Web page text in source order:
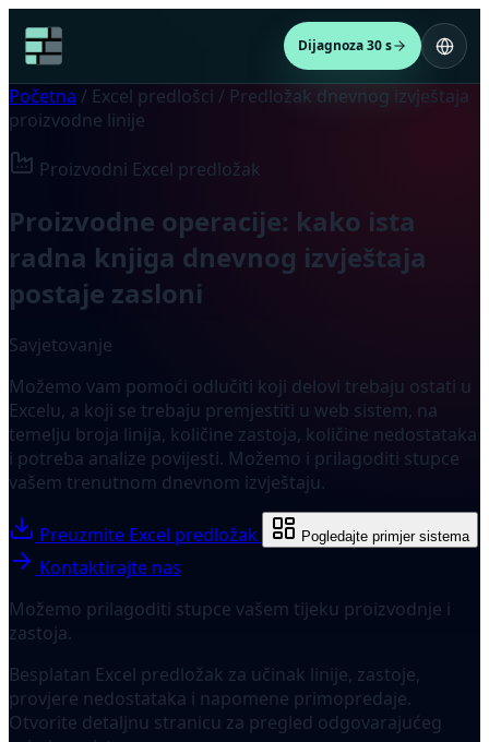
Dijagnoza 30 s
Početna / Excel predlošci / Predložak dnevnog izvještaja
proizvodne linije
Proizvodni Excel predložak
Proizvodne operacije: kako ista
radna knjiga dnevnog izvještaja
postaje zasloni
Savjetovanje
Možemo vam pomoći odlučiti koji delovi trebaju ostati u
Excelu, a koji se trebaju premjestiti u web sistem, na
temelju broja linija, količine zastoja, količine nedostataka
i potreba analize povijesti. Možemo i prilagoditi stupce
vašem trenutnom dnevnom izvještaju.
Preuzmite Excel predložak Pogledajte primjer sistema
Kontaktirajte nas
Možemo prilagoditi stupce vašem tijeku proizvodnje i
zastoja.
Besplatan Excel predložak za učinak linije, zastoje,
provjere nedostataka i napomene primopredaje.
Otvorite detaljnu stranicu za pregled odgovarajućeg